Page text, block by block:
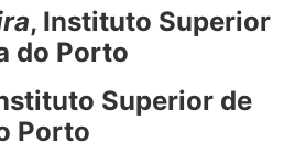
, Instituto Superior
do Porto
Superior de
Porto